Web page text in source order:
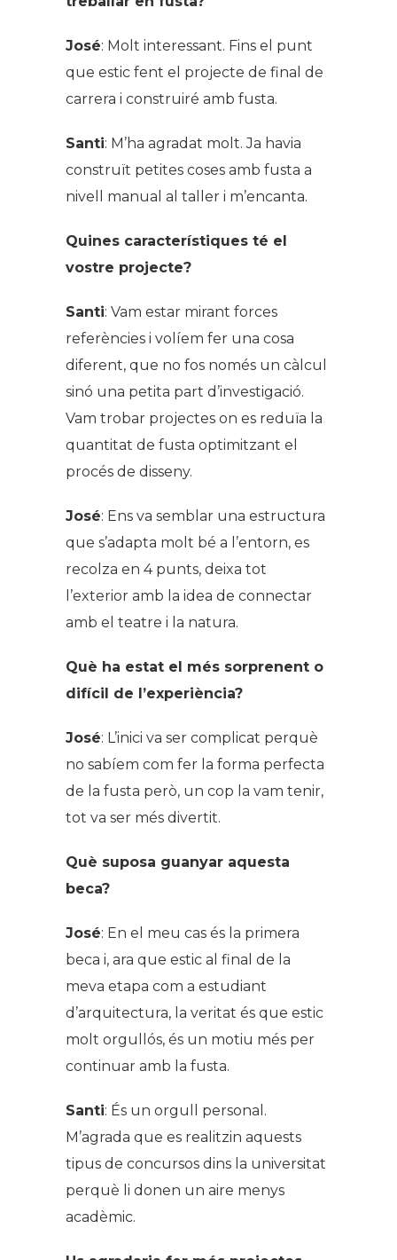
José: Molt interessant. Fins el punt
que estic fent el projecte de final de
carrera i construiré amb fusta.
Santi: M’ha agradat molt. Ja havia
construït petites coses amb fusta a
nivell manual al taller i m’encanta.
Quines característiques té el
vostre projecte?
Santi: Vam estar mirant forces
referències i volíem fer una cosa
diferent, que no fos només un càlcul
sinó una petita part d’investigació.
Vam trobar projectes on es reduïa la
quantitat de fusta optimitzant el
procés de disseny.
José: Ens va semblar una estructura
que s’adapta molt bé a l’entorn, es
recolza en 4 punts, deixa tot
l’exterior amb la idea de connectar
amb el teatre i la natura.
Què ha estat el més sorprenent o
difícil de l’experiència?
José: L’inici va ser complicat perquè
no sabíem com fer la forma perfecta
de la fusta però, un cop la vam tenir,
tot va ser més divertit.
Què suposa guanyar aquesta
beca?
José: En el meu cas és la primera
beca i, ara que estic al final de la
meva etapa com a estudiant
d’arquitectura, la veritat és que estic
molt orgullós, és un motiu més per
continuar amb la fusta.
Santi: És un orgull personal.
M’agrada que es realitzin aquests
tipus de concursos dins la universitat
perquè li donen un aire menys
acadèmic.